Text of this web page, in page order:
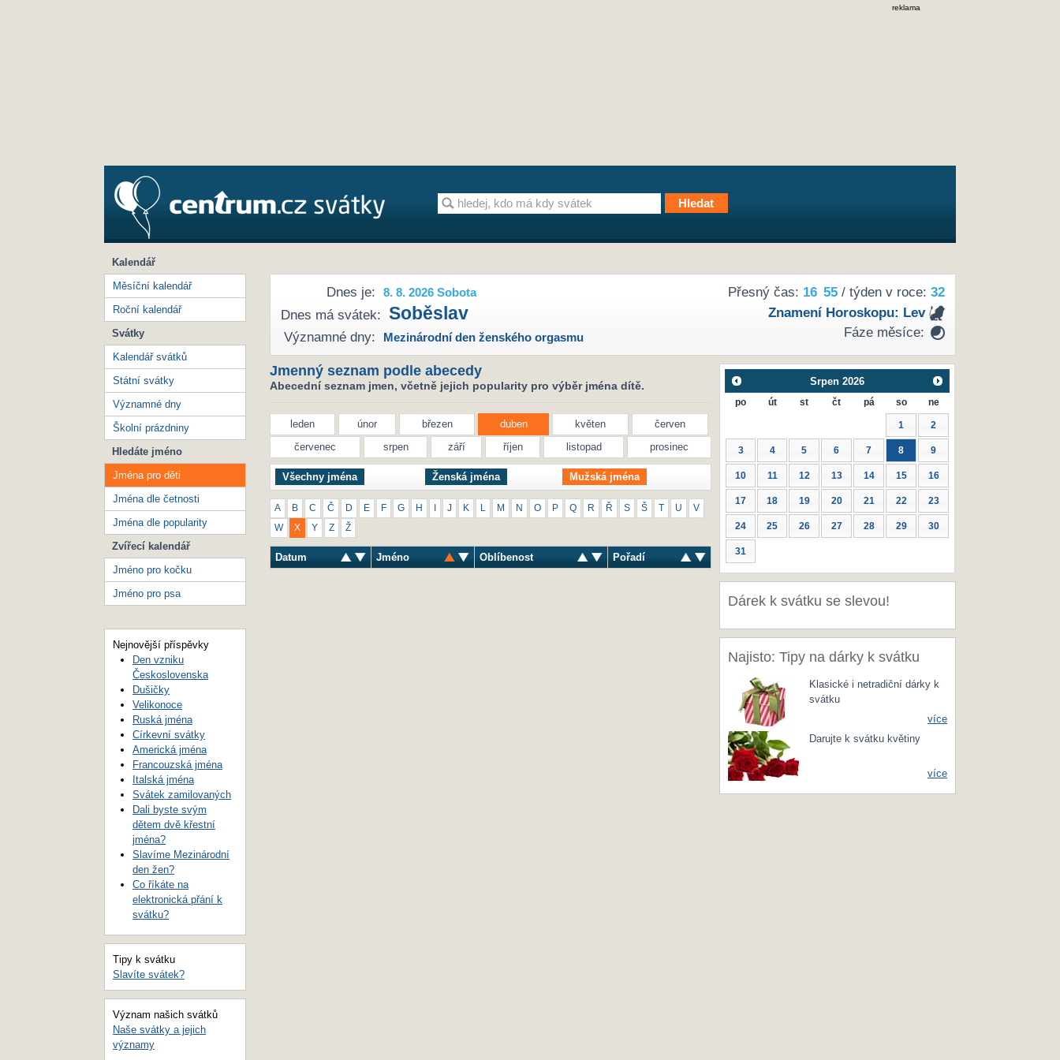
reklama
Přesný čas: 16 55/ týden v roce: 32
Znamení Horoskopu: Lev
Fáze měsíce:
Dnes je: 8. 8. 2026 Sobota
Dnes má svátek: Soběslav
Významné dny: Mezinárodní den ženského orgasmu
Jmenný seznam podle abecedy
Abecední seznam jmen, včetně jejich popularity pro výběr jména dítě.
leden únor březen duben květen
červen
červenec
srpen září říjen listopad prosinec
Všechny jména Ženská jména Mužská jména
A B C Č D E F G H J K M N O P Q R Ř S Š T U V
W X Y Z Ž
Datum Jméno Oblíbenost Pořadí
Srpen 2026
po út st čt pá so ne
1 2
3 4 5 6 7 8 9
10 11 12 13 14 15 16
17 18 19 20 21 22 23
24 25 26 27 28 29 30
31
Dárek k svátku se slevou!
Najisto: Tipy na dárky k svátku
Klasické i netradiční dárky k
svátku
více
Darujte k svátku květiny
více
Kalendář
Měsíční kalendář
Roční kalendář
Svátky
Kalendář svátků
Státní svátky
Významné dny
Školní prázdniny
Hledáte jméno
Jména pro děti
Jména dle četnosti
Jména dle popularity
Zvířecí kalendář
Jméno pro kočku
Jméno pro psa
Nejnovější příspěvky
Den vzniku
Československa
Dušičky
Velikonoce
Ruská jména
Církevní svátky
Americká jména
Francouzská jména
Italská jména
Svátek zamilovaných
Dali byste svým
dětem dvě křestní
jména?
Slavíme Mezinárodní
den žen?
Co říkáte na
elektronická přání k
svátku?
Tipy k svátku
Slavíte svátek?
Význam našich svátků
Naše svátky a jejich
významy